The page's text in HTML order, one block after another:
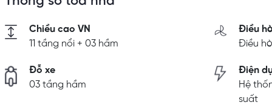
Chiều cao VN
11 tầng nổi + 03 hầm
Điều
Điều
Đỗ xe
03 tầng hầm
Điện
Hệ
suất